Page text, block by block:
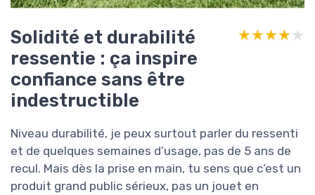
Solidité et durabilité
ressentie : ça inspire
confiance sans être
indestructible
★★★★★
★★★★★
Niveau durabilité, je peux surtout parler du ressenti
et de quelques semaines d’usage, pas de 5 ans de
recul. Mais dès la prise en main, tu sens que c’est un
produit grand public sérieux, pas un jouet en